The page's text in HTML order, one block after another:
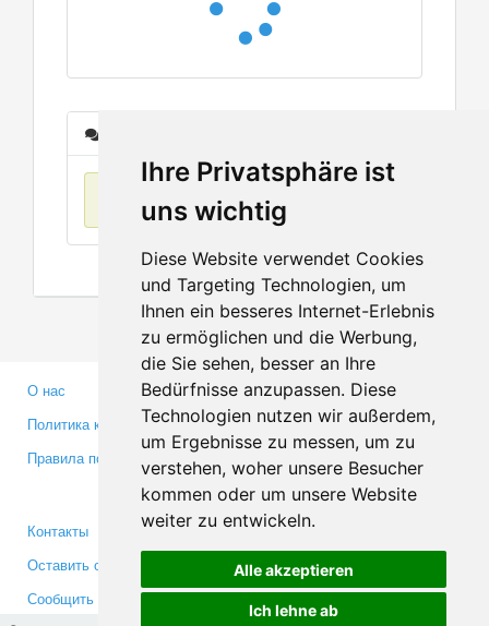
Ihre Privatsphäre ist
uns wichtig
Diese Website verwendet Cookies
und Targeting Technologien, um
Ihnen ein besseres Internet-Erlebnis
zu ermöglichen und die Werbung,
die Sie sehen, besser an Ihre
Bedürfnisse anzupassen. Diese
Technologien nutzen wir außerdem,
um Ergebnisse zu messen, um zu
verstehen, woher unsere Besucher
kommen oder um unsere Website
weiter zu entwickeln.
Alle akzeptieren
Ich lehne ab
О нас
Политика конфиденциальности
Правила пользования
Партнерам
Инвесторам
Медиа
Контакты
Оставить отзыв
Сообщить об ошибке
Facebook
Twitter
YouTube